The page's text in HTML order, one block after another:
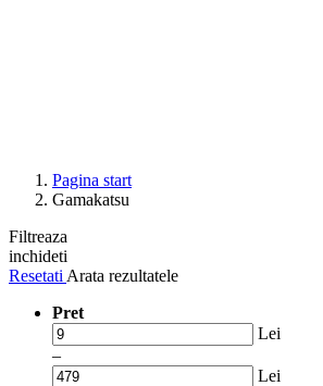
Pagina start
Gamakatsu
Filtreaza
inchideti
Resetati Arata rezultatele
Pret
Lei
–
Lei